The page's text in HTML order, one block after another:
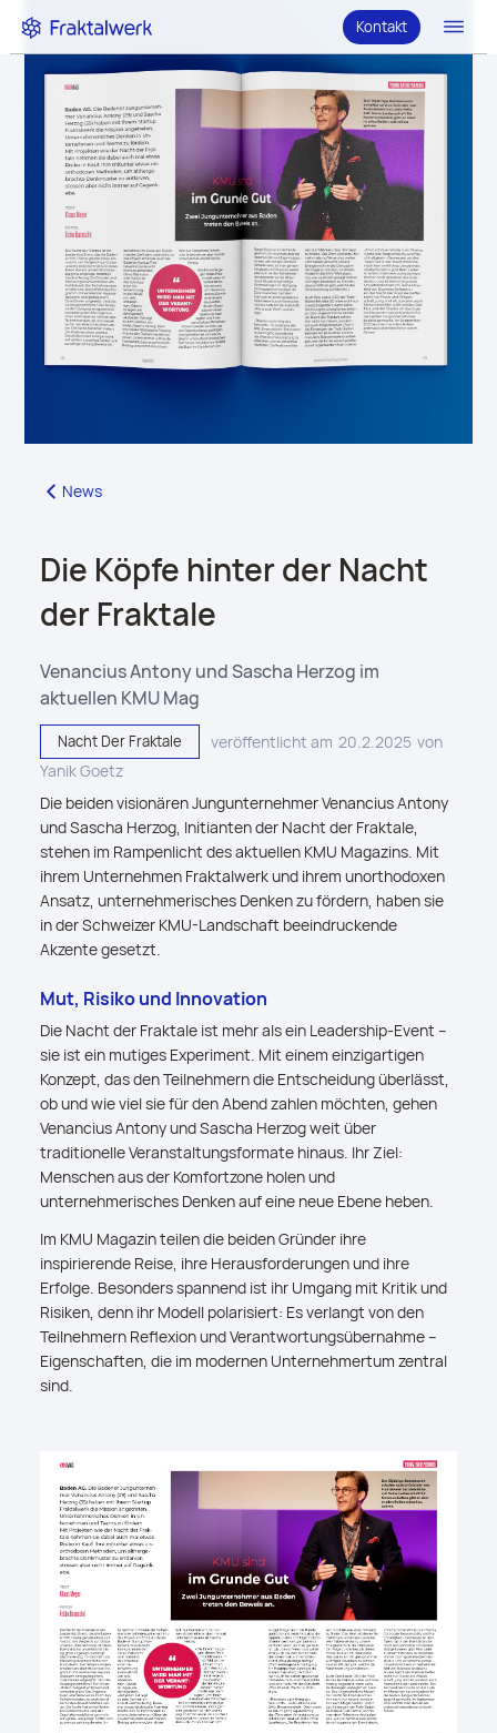
Kontakt
News
Die Köpfe hinter der Nacht
der Fraktale
Venancius Antony und Sascha Herzog im
aktuellen KMU Mag
Nacht Der Fraktale veröffentlicht am 20.2.2025 von
Yanik Goetz
Die beiden visionären Jungunternehmer Venancius Antony
und Sascha Herzog, Initianten der Nacht der Fraktale,
stehen im Rampenlicht des aktuellen KMU Magazins. Mit
ihrem Unternehmen Fraktalwerk und ihrem unorthodoxen
Ansatz, unternehmerisches Denken zu fördern, haben sie
in der Schweizer KMU-Landschaft beeindruckende
Akzente gesetzt.
Mut, Risiko und Innovation
Die Nacht der Fraktale ist mehr als ein Leadership-Event –
sie ist ein mutiges Experiment. Mit einem einzigartigen
Konzept, das den Teilnehmern die Entscheidung überlässt,
ob und wie viel sie für den Abend zahlen möchten, gehen
Venancius Antony und Sascha Herzog weit über
traditionelle Veranstaltungsformate hinaus. Ihr Ziel:
Menschen aus der Komfortzone holen und
unternehmerisches Denken auf eine neue Ebene heben.
Im KMU Magazin teilen die beiden Gründer ihre
inspirierende Reise, ihre Herausforderungen und ihre
Erfolge. Besonders spannend ist ihr Umgang mit Kritik und
Risiken, denn ihr Modell polarisiert: Es verlangt von den
Teilnehmern Reflexion und Verantwortungsübernahme –
Eigenschaften, die im modernen Unternehmertum zentral
sind.